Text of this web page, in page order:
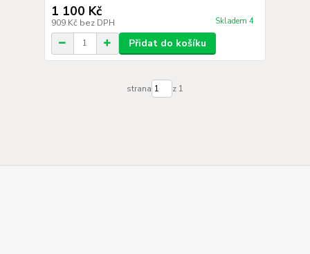
1 100 Kč
909 Kč bez DPH Skladem 4
Přidat do košíku
strana z 1